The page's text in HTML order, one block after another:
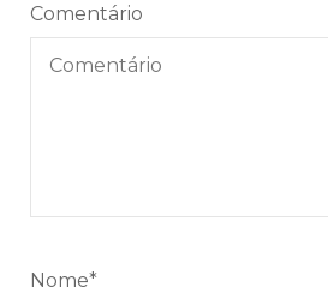
Comentário
Nome*